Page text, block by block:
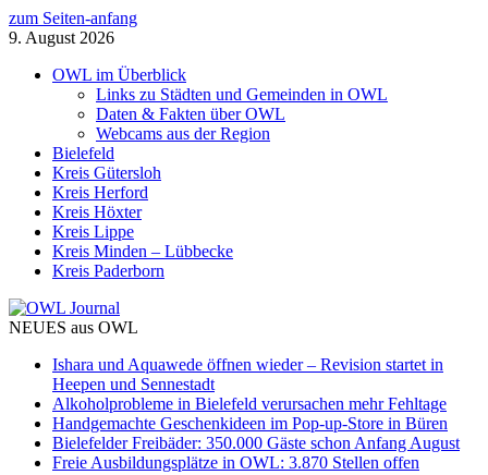
zum Seiten-anfang
9. August 2026
OWL im Überblick
Links zu Städten und Gemeinden in OWL
Daten & Fakten über OWL
Webcams aus der Region
Bielefeld
Kreis Gütersloh
Kreis Herford
Kreis Höxter
Kreis Lippe
Kreis Minden – Lübbecke
Kreis Paderborn
NEUES aus OWL
Ishara und Aquawede öffnen wieder – Revision startet in
Heepen und Sennestadt
Alkoholprobleme in Bielefeld verursachen mehr Fehltage
Handgemachte Geschenkideen im Pop-up-Store in Büren
Bielefelder Freibäder: 350.000 Gäste schon Anfang August
Freie Ausbildungsplätze in OWL: 3.870 Stellen offen